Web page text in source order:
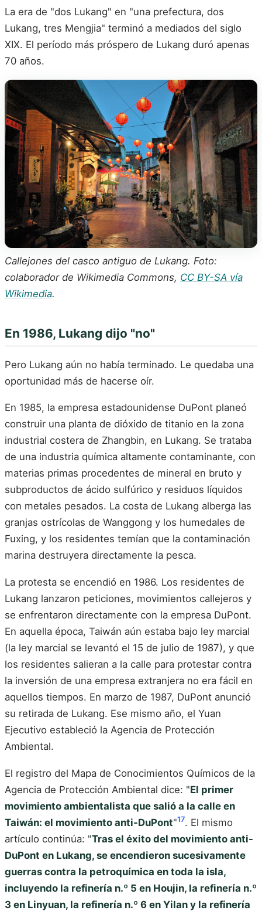
La era de "dos Lukang" en "una prefectura, dos
Lukang, tres Mengjia" terminó a mediados del siglo
XIX. El período más próspero de Lukang duró apenas
70 años.
Callejones del casco antiguo de Lukang. Foto:
colaborador de Wikimedia Commons, CC BY-SA vía
Wikimedia.
En 1986, Lukang dijo "no"
Pero Lukang aún no había terminado. Le quedaba una
oportunidad más de hacerse oír.
En 1985, la empresa estadounidense DuPont planeó
construir una planta de dióxido de titanio en la zona
industrial costera de Zhangbin, en Lukang. Se trataba
de una industria química altamente contaminante, con
materias primas procedentes de mineral en bruto y
subproductos de ácido sulfúrico y residuos líquidos
con metales pesados. La costa de Lukang alberga las
granjas ostrícolas de Wanggong y los humedales de
Fuxing, y los residentes temían que la contaminación
marina destruyera directamente la pesca.
La protesta se encendió en 1986. Los residentes de
Lukang lanzaron peticiones, movimientos callejeros y
se enfrentaron directamente con la empresa DuPont.
En aquella época, Taiwán aún estaba bajo ley marcial
(la ley marcial se levantó el 15 de julio de 1987), y que
los residentes salieran a la calle para protestar contra
la inversión de una empresa extranjera no era fácil en
aquellos tiempos. En marzo de 1987, DuPont anunció
su retirada de Lukang. Ese mismo año, el Yuan
Ejecutivo estableció la Agencia de Protección
Ambiental.
El registro del Mapa de Conocimientos Químicos de la
Agencia de Protección Ambiental dice: "El primer
movimiento ambientalista que salió a la calle en
Taiwán: el movimiento anti-DuPont"17. El mismo
artículo continúa: "Tras el éxito del movimiento anti-
DuPont en Lukang, se encendieron sucesivamente
guerras contra la petroquímica en toda la isla,
incluyendo la refinería n.º 5 en Houjin, la refinería n.º
3 en Linyuan, la refinería n.º 6 en Yilan y la refinería